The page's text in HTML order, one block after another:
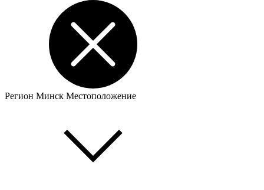
Регион Минск Местоположение